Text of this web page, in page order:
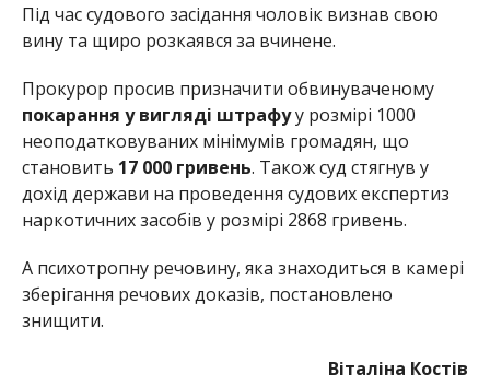
Під час судового засідання чоловік визнав свою
вину та щиро розкаявся за вчинене.
Прокурор просив призначити обвинуваченому
покарання у вигляді штрафуу розмірі 1000
неоподатковуваних мінімумів громадян, що
становить 17 000 гривень. Також суд стягнув у
дохід держави на проведення судових експертиз
наркотичних засобів у розмірі 2868 гривень.
А психотропну речовину, яка знаходиться в камері
зберігання речових доказів, постановлено
знищити.
Віталіна Костів